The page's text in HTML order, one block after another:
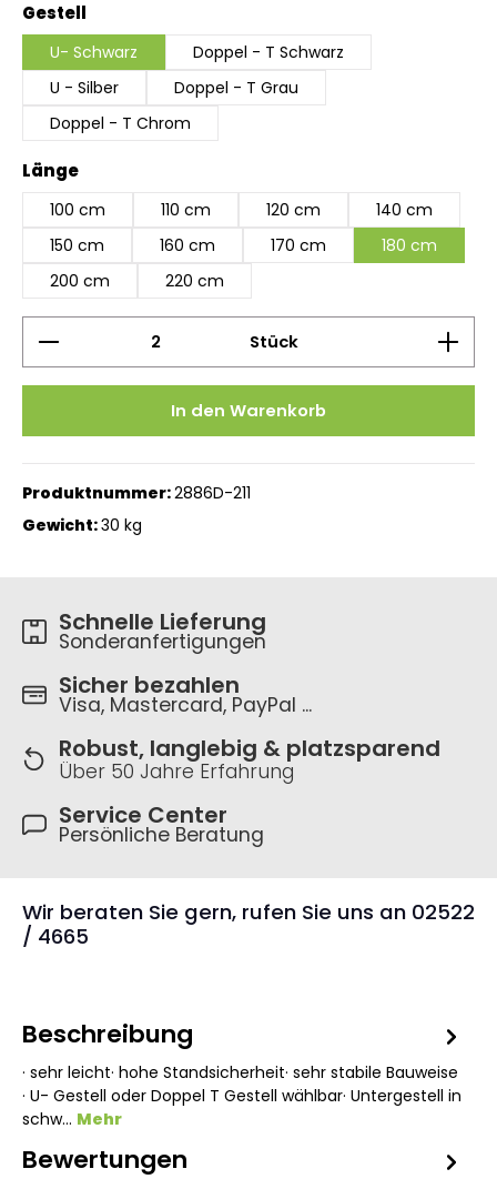
Gestell
U- Schwarz
Doppel - T Schwarz
U - Silber
Doppel - T Grau
Doppel - T Chrom
Längeauswählen
100 cm 110 cm 120 cm
140 cm
150 cm
160 cm 170 cm
180 cm
200 cm
220 cm
Produkt Anzahl: Gib den gewünschten Wert
Stück
In den Warenkorb
Produktnummer:2886D-211
Gewicht:30 kg
Schnelle Lieferung
Sonderanfertigungen
Sicher bezahlen
Visa, Mastercard, PayPal ...
Robust, langlebig & platzsparend
Über 50 Jahre Erfahrung
Service Center
Persönliche Beratung
Wir beraten Sie gern, rufen Sie uns an 02522
/ 4665
Beschreibung
· sehr leicht· hohe Standsicherheit· sehr stabile Bauweise
· U- Gestell oder Doppel T Gestell wählbar· Untergestell in
schw… Mehr
Bewertungen